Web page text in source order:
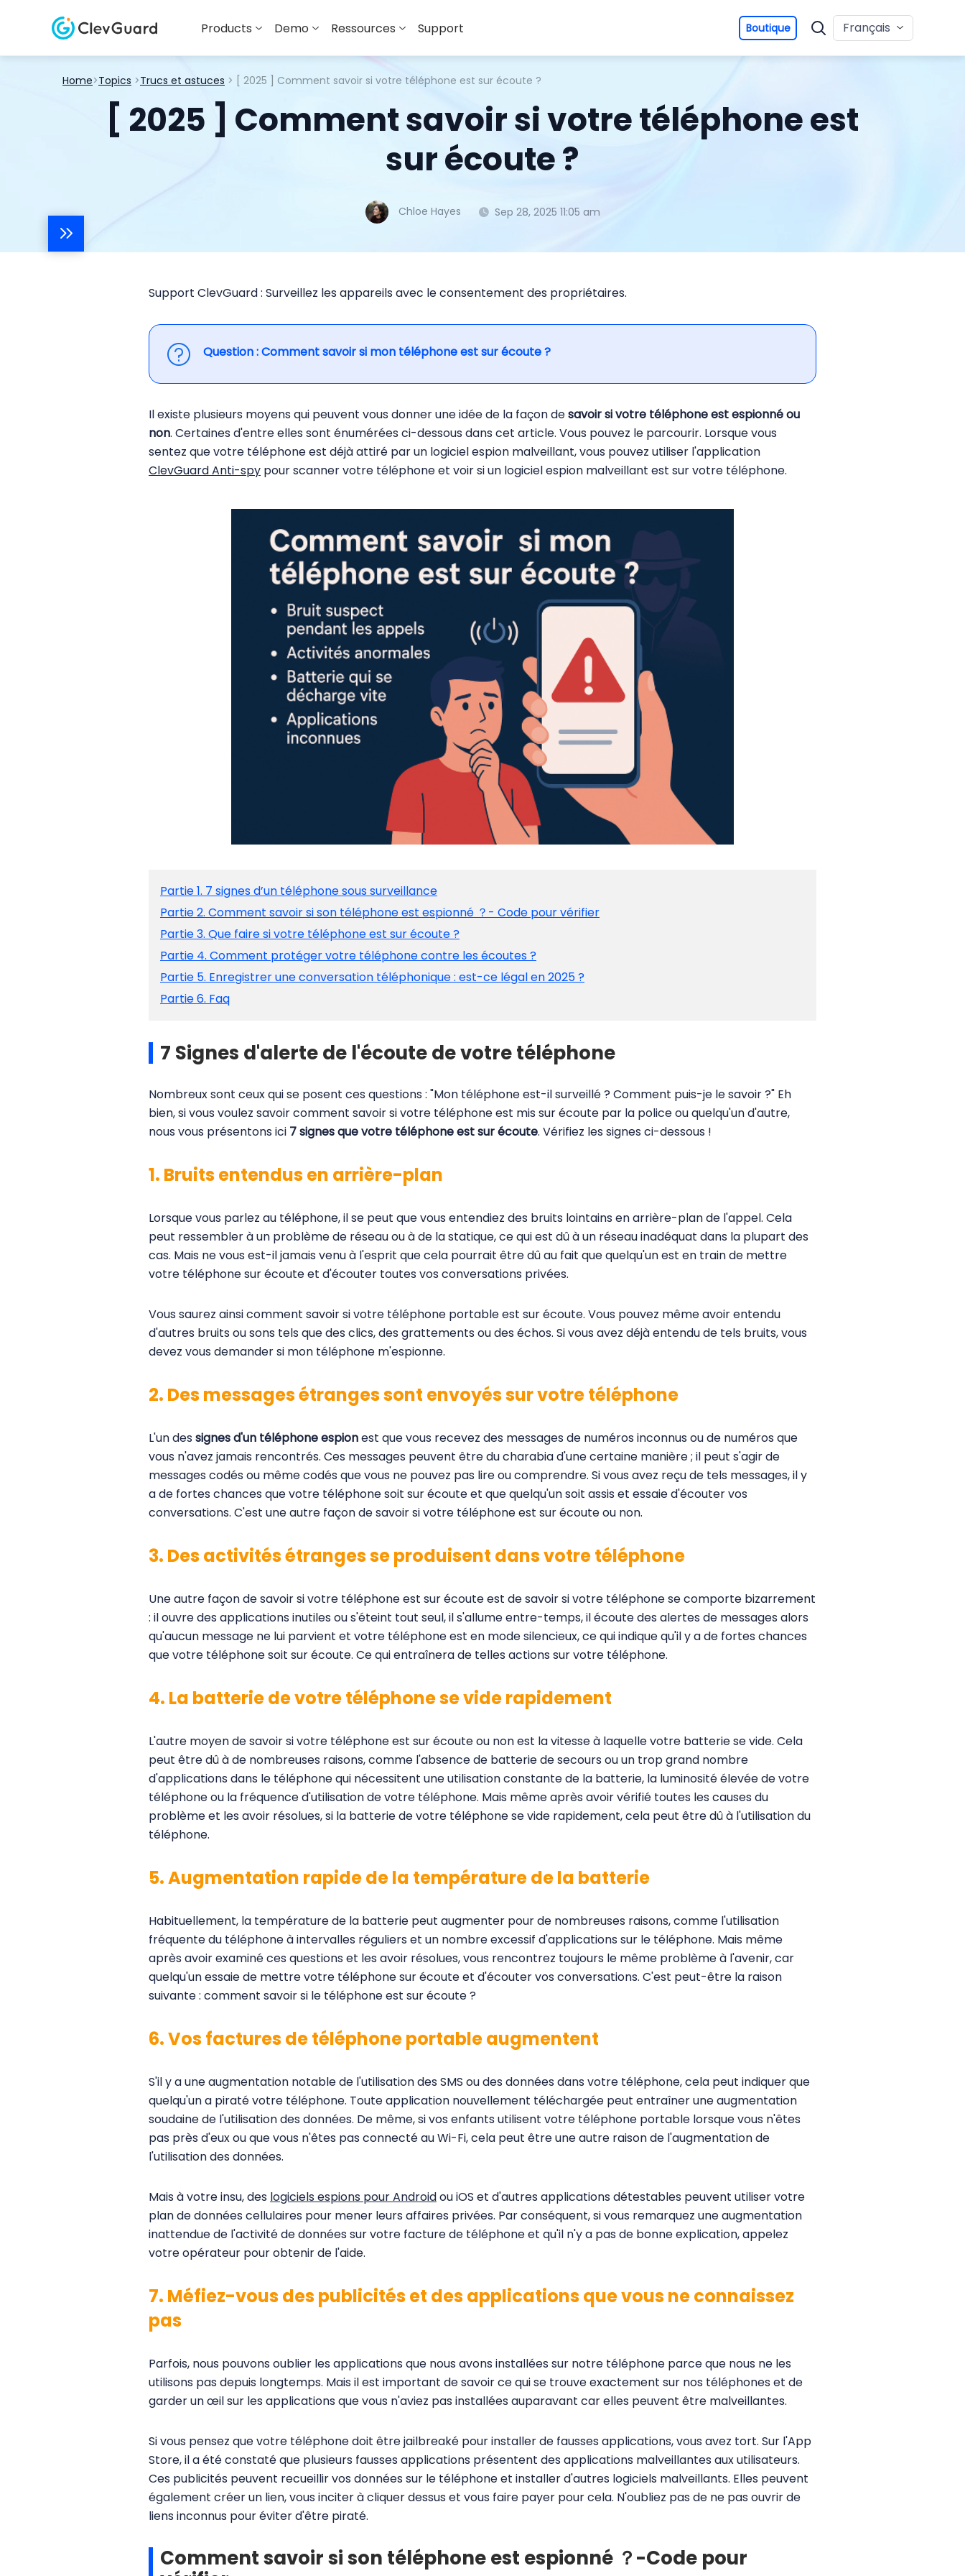
Products Demo Ressources Support Boutique Français
Home>Topics >Trucs et astuces > [ 2025 ] Comment savoir si votre téléphone est sur écoute ?
[ 2025 ] Comment savoir si votre téléphone est
sur écoute ?
Chloe Hayes Sep 28, 2025 11:05 am
Support ClevGuard : Surveillez les appareils avec le consentement des propriétaires.
Question : Comment savoir si mon téléphone est sur écoute ?
Il existe plusieurs moyens qui peuvent vous donner une idée de la façon desavoir si votre téléphone est espionné ou
non. Certaines d'entre elles sont énumérées ci-dessous dans cet article. Vous pouvez le parcourir. Lorsque vous
sentez que votre téléphone est déjà attiré par un logiciel espion malveillant, vous pouvez utiliser l'application
ClevGuard Anti-spy pour scanner votre téléphone et voir si un logiciel espion malveillant est sur votre téléphone.
Partie 1. 7 signes d’un téléphone sous surveillance
Partie 2. Comment savoir si son téléphone est espionné ？- Code pour vérifier
Partie 3. Que faire si votre téléphone est sur écoute ?
Partie 4. Comment protéger votre téléphone contre les écoutes ?
Partie 5. Enregistrer une conversation téléphonique : est-ce légal en 2025 ?
Partie 6. Faq
7 Signes d'alerte de l'écoute de votre téléphone
Nombreux sont ceux qui se posent ces questions : "Mon téléphone est-il surveillé ? Comment puis-je le savoir ?" Eh
bien, si vous voulez savoir comment savoir si votre téléphone est mis sur écoute par la police ou quelqu'un d'autre,
nous vous présentons ici 7 signes que votre téléphone est sur écoute. Vérifiez les signes ci-dessous !
1. Bruits entendus en arrière-plan
Lorsque vous parlez au téléphone, il se peut que vous entendiez des bruits lointains en arrière-plan de l'appel. Cela
peut ressembler à un problème de réseau ou à de la statique, ce qui est dû à un réseau inadéquat dans la plupart des
cas. Mais ne vous est-il jamais venu à l'esprit que cela pourrait être dû au fait que quelqu'un est en train de mettre
votre téléphone sur écoute et d'écouter toutes vos conversations privées.
Vous saurez ainsi comment savoir si votre téléphone portable est sur écoute. Vous pouvez même avoir entendu
d'autres bruits ou sons tels que des clics, des grattements ou des échos. Si vous avez déjà entendu de tels bruits, vous
devez vous demander si mon téléphone m'espionne.
2. Des messages étranges sont envoyés sur votre téléphone
L'un dessignes d'un téléphone espionest que vous recevez des messages de numéros inconnus ou de numéros que
vous n'avez jamais rencontrés. Ces messages peuvent être du charabia d'une certaine manière ; il peut s'agir de
messages codés ou même codés que vous ne pouvez pas lire ou comprendre. Si vous avez reçu de tels messages, il y
a de fortes chances que votre téléphone soit sur écoute et que quelqu'un soit assis et essaie d'écouter vos
conversations. C'est une autre façon de savoir si votre téléphone est sur écoute ou non.
3. Des activités étranges se produisent dans votre téléphone
Une autre façon de savoir si votre téléphone est sur écoute est de savoir si votre téléphone se comporte bizarrement
: il ouvre des applications inutiles ou s'éteint tout seul, il s'allume entre-temps, il écoute des alertes de messages alors
qu'aucun message ne lui parvient et votre téléphone est en mode silencieux, ce qui indique qu'il y a de fortes chances
que votre téléphone soit sur écoute. Ce qui entraînera de telles actions sur votre téléphone.
4. La batterie de votre téléphone se vide rapidement
L'autre moyen de savoir si votre téléphone est sur écoute ou non est la vitesse à laquelle votre batterie se vide. Cela
peut être dû à de nombreuses raisons, comme l'absence de batterie de secours ou un trop grand nombre
d'applications dans le téléphone qui nécessitent une utilisation constante de la batterie, la luminosité élevée de votre
téléphone ou la fréquence d'utilisation de votre téléphone. Mais même après avoir vérifié toutes les causes du
problème et les avoir résolues, si la batterie de votre téléphone se vide rapidement, cela peut être dû à l'utilisation du
téléphone.
5. Augmentation rapide de la température de la batterie
Habituellement, la température de la batterie peut augmenter pour de nombreuses raisons, comme l'utilisation
fréquente du téléphone à intervalles réguliers et un nombre excessif d'applications sur le téléphone. Mais même
après avoir examiné ces questions et les avoir résolues, vous rencontrez toujours le même problème à l'avenir, car
quelqu'un essaie de mettre votre téléphone sur écoute et d'écouter vos conversations. C'est peut-être la raison
suivante : comment savoir si le téléphone est sur écoute ?
6. Vos factures de téléphone portable augmentent
S'il y a une augmentation notable de l'utilisation des SMS ou des données dans votre téléphone, cela peut indiquer que
quelqu'un a piraté votre téléphone. Toute application nouvellement téléchargée peut entraîner une augmentation
soudaine de l'utilisation des données. De même, si vos enfants utilisent votre téléphone portable lorsque vous n'êtes
pas près d'eux ou que vous n'êtes pas connecté au Wi-Fi, cela peut être une autre raison de l'augmentation de
l'utilisation des données.
Mais à votre insu, des logiciels espions pour Androidou iOS et d'autres applications détestables peuvent utiliser votre
plan de données cellulaires pour mener leurs affaires privées. Par conséquent, si vous remarquez une augmentation
inattendue de l'activité de données sur votre facture de téléphone et qu'il n'y a pas de bonne explication, appelez
votre opérateur pour obtenir de l'aide.
7. Méfiez-vous des publicités et des applications que vous ne connaissez
pas
Parfois, nous pouvons oublier les applications que nous avons installées sur notre téléphone parce que nous ne les
utilisons pas depuis longtemps. Mais il est important de savoir ce qui se trouve exactement sur nos téléphones et de
garder un œil sur les applications que vous n'aviez pas installées auparavant car elles peuvent être malveillantes.
Si vous pensez que votre téléphone doit être jailbreaké pour installer de fausses applications, vous avez tort. Sur l'App
Store, il a été constaté que plusieurs fausses applications présentent des applications malveillantes aux utilisateurs.
Ces publicités peuvent recueillir vos données sur le téléphone et installer d'autres logiciels malveillants. Elles peuvent
également créer un lien, vous inciter à cliquer dessus et vous faire payer pour cela. N'oubliez pas de ne pas ouvrir de
liens inconnus pour éviter d'être piraté.
Comment savoir si son téléphone est espionné ？-Code pour